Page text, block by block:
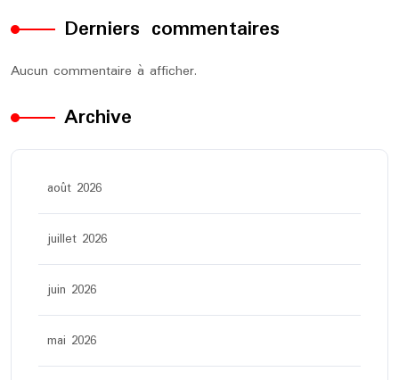
Derniers commentaires
Aucun commentaire à afficher.
Archive
août 2026
juillet 2026
juin 2026
mai 2026